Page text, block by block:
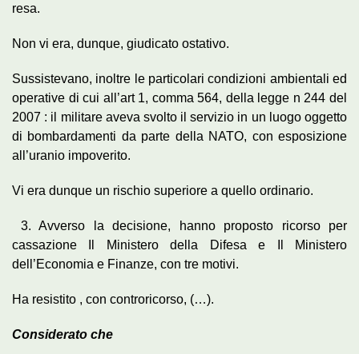
resa.
Non vi era, dunque, giudicato ostativo.
Sussistevano, inoltre le particolari condizioni ambientali ed
operative di cui all’art 1, comma 564, della legge n 244 del
2007 : il militare aveva svolto il servizio in un luogo oggetto
di bombardamenti da parte della NATO, con esposizione
all’uranio impoverito.
Vi era dunque un rischio superiore a quello ordinario.
3. Avverso la decisione, hanno proposto ricorso per
cassazione Il Ministero della Difesa e Il Ministero
dell’Economia e Finanze, con tre motivi.
Ha resistito , con controricorso, (…).
Considerato che